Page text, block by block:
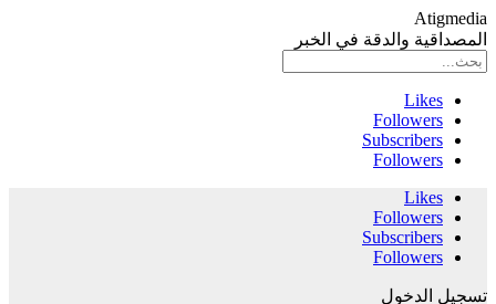
Atigmedia
المصداقية والدقة في الخبر
Likes
Followers
Subscribers
Followers
Likes
Followers
Subscribers
Followers
تسجيل الدخول